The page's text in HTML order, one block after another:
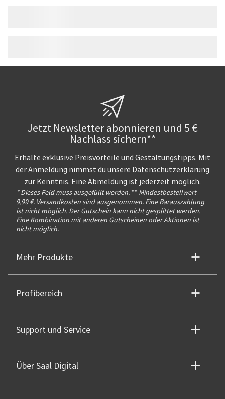
Jetzt Newsletter abonnieren und 5 €
Nachlass sichern**
Erhalte exklusive Preisvorteile und Gestaltungstipps. Mit
der Anmeldung nimmst du unsere Datenschutzerklärung
zur Kenntnis. Eine Abmeldung ist jederzeit möglich.
* Dieses Feld muss ausgefüllt werden. ** Mindestbestellwert
9,99 €. Versandkosten sind ausgenommen. Eine Barauszahlung
ist nicht möglich. Der Gutschein kann nicht gesplittet werden.
Eine Kombination mit anderen Gutscheinen oder Aktionen ist
nicht möglich.
Mehr Produkte
Profibereich
Support und Service
Über Saal Digital